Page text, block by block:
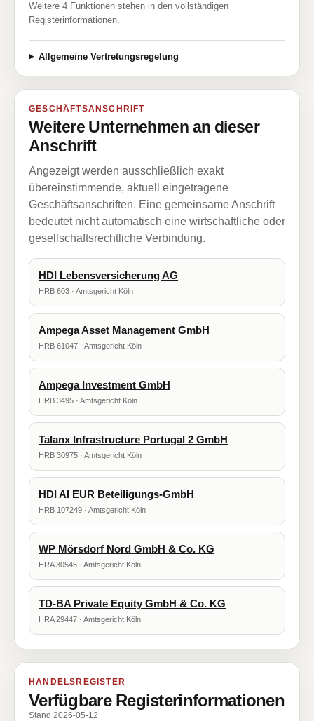
Weitere 4 Funktionen stehen in den vollständigen
Registerinformationen.
Allgemeine Vertretungsregelung
GESCHÄFTSANSCHRIFT
Weitere Unternehmen an dieser
Anschrift
Angezeigt werden ausschließlich exakt
übereinstimmende, aktuell eingetragene
Geschäftsanschriften. Eine gemeinsame Anschrift
bedeutet nicht automatisch eine wirtschaftliche oder
gesellschaftsrechtliche Verbindung.
HDI Lebensversicherung AG
HRB 603 · Amtsgericht Köln
Ampega Asset Management GmbH
HRB 61047 · Amtsgericht Köln
Ampega Investment GmbH
HRB 3495 · Amtsgericht Köln
Talanx Infrastructure Portugal 2 GmbH
HRB 30975 · Amtsgericht Köln
HDI AI EUR Beteiligungs-GmbH
HRB 107249 · Amtsgericht Köln
WP Mörsdorf Nord GmbH & Co. KG
HRA 30545 · Amtsgericht Köln
TD-BA Private Equity GmbH & Co. KG
HRA 29447 · Amtsgericht Köln
HANDELSREGISTER
Verfügbare Registerinformationen
Stand 2026-05-12